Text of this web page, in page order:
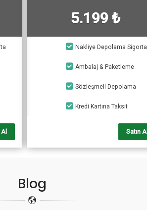
5.199 ₺
Nakliye Depolama Sigorta
Ambalaj & Paketleme
Sözleşmeli Depolama
Kredi Kartına Taksit
Satın Al
Blog